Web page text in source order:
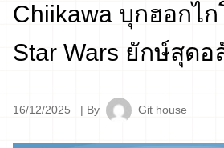
Chiikawa บุกฮอกไ
Star Wars ยักษ์สุดอ
16/12/2025 | By Git house